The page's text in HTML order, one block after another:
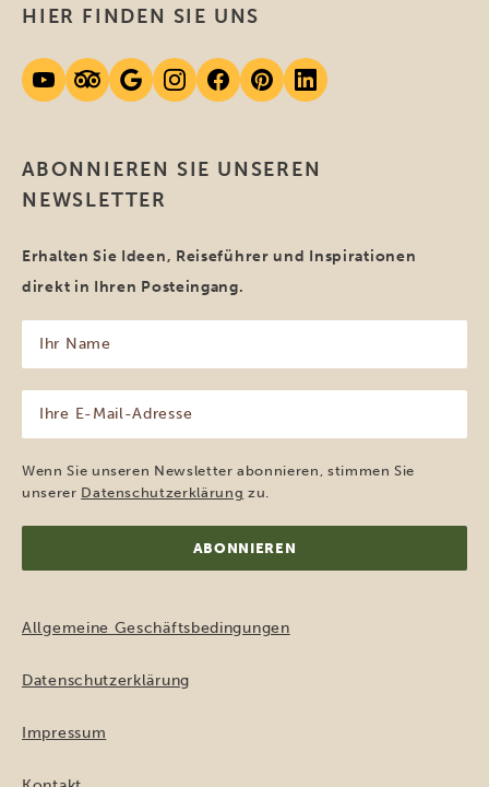
ABONNIEREN SIE UNSEREN
NEWSLETTER
Erhalten Sie Ideen, Reiseführer und Inspirationen
direkt in Ihren Posteingang.
Name
(erforderlich)
Mail-
Adresse
(erforderlich)
Wenn Sie unseren Newsletter abonnieren, stimmen Sie
unserer Datenschutzerklärung zu.
HIER FINDEN SIE UNS
Allgemeine Geschäftsbedingungen
Datenschutzerklärung
Impressum